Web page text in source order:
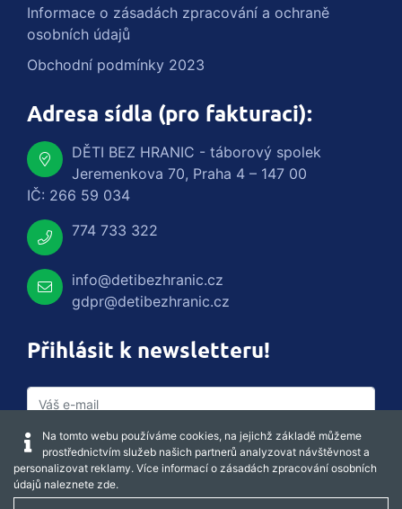
Informace o zásadách zpracování a ochraně
osobních údajů
Obchodní podmínky 2023
Adresa sídla (pro fakturaci):
DĚTI BEZ HRANIC - táborový spolek
Jeremenkova 70, Praha 4 – 147 00
IČ: 266 59 034
774 733 322
info@detibezhranic.cz
gdpr@detibezhranic.cz
Přihlásit k newsletteru!
Na tomto webu používáme cookies, na jejichž základě můžeme
prostřednictvím služeb našich partnerů analyzovat návštěvnost a
personalizovat reklamy. Více informací o zásadách zpracování osobních
údajů naleznete zde.